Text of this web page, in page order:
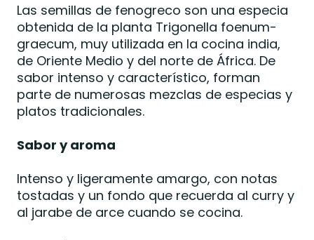
Las semillas de fenogreco son una especia
obtenida de la planta Trigonella foenum-
graecum, muy utilizada en la cocina india,
de Oriente Medio y del norte de África. De
sabor intenso y característico, forman
parte de numerosas mezclas de especias y
platos tradicionales.
Sabor y aroma
Intenso y ligeramente amargo, con notas
tostadas y un fondo que recuerda al curry y
al jarabe de arce cuando se cocina.